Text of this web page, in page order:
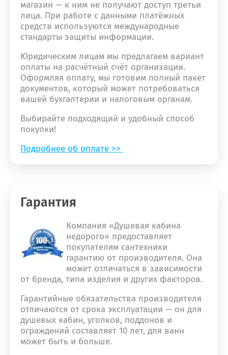
магазин — к ним не получают доступ третьи
лица. При работе с данными платёжных
средств используются международные
стандарты защиты информации.
Юридическим лицам мы предлагаем вариант
оплаты на расчётный счёт организации.
Оформляя оплату, мы готовим полный пакет
документов, который может потребоваться
вашей бухгалтерии и налоговым органам.
Выбирайте подходящий и удобный способ
покупки!
Подробнее об оплате >>
Гарантия
Компания «Душевая кабина
недорого» предоставляет
покупателям сантехники
гарантию от производителя. Она
может отличаться в зависимости
от бренда, типа изделия и других факторов.
Гарантийные обязательства производителя
отличаются от срока эксплуатации — он для
душевых кабин, уголков, поддонов и
ограждений составляет 10 лет, для ванн
может быть и больше.